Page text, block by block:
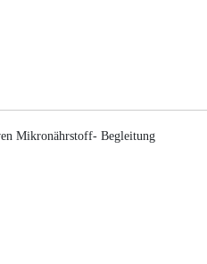
Mikronährstoff- Begleitung